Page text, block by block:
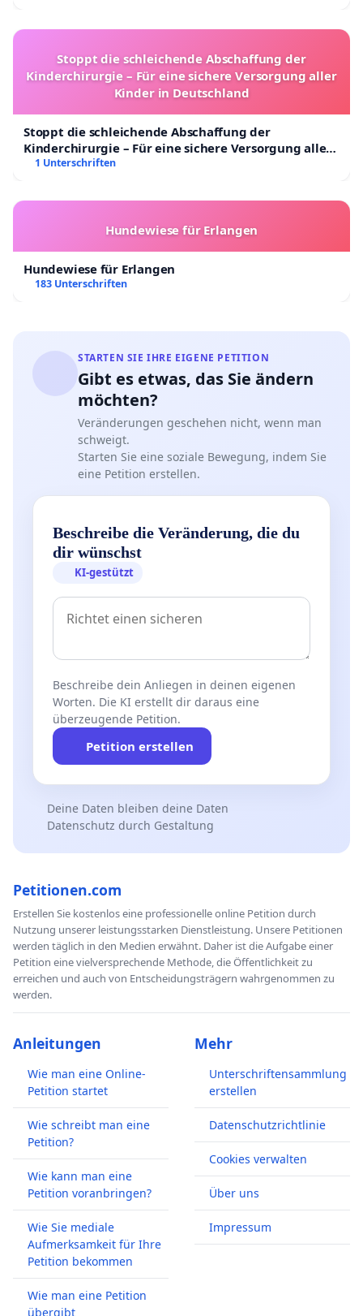
Stoppt die schleichende Abschaffung der
Kinderchirurgie – Für eine sichere Versorgung aller
Kinder in Deutschland
Stoppt die schleichende Abschaffung der
Kinderchirurgie – Für eine sichere Versorgung aller
Kinder in Deutschland
1 Unterschriften
Hundewiese für Erlangen
Hundewiese für Erlangen
183 Unterschriften
STARTEN SIE IHRE EIGENE PETITION
Gibt es etwas, das Sie ändern
möchten?
Veränderungen geschehen nicht, wenn man
schweigt.
Starten Sie eine soziale Bewegung, indem Sie
eine Petition erstellen.
Beschreibe die Veränderung, die du
dir wünschst
KI-gestützt
Beschreibe dein Anliegen in deinen eigenen
Worten. Die KI erstellt dir daraus eine
überzeugende Petition.
Petition erstellen
Deine Daten bleiben deine Daten
Datenschutz durch Gestaltung
Petitionen.com
Erstellen Sie kostenlos eine professionelle online Petition durch
Nutzung unserer leistungsstarken Dienstleistung. Unsere Petitionen
werden täglich in den Medien erwähnt. Daher ist die Aufgabe einer
Petition eine vielversprechende Methode, die Öffentlichkeit zu
erreichen und auch von Entscheidungsträgern wahrgenommen zu
werden.
Anleitungen
Wie man eine Online-
Petition startet
Wie schreibt man eine
Petition?
Wie kann man eine
Petition voranbringen?
Wie Sie mediale
Aufmerksamkeit für Ihre
Petition bekommen
Wie man eine Petition
übergibt
Mehr
Unterschriftensammlung
erstellen
Datenschutzrichtlinie
Cookies verwalten
Über uns
Impressum